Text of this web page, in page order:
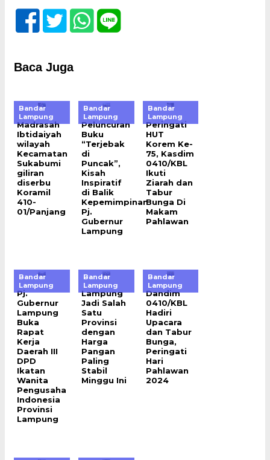
Baca Juga
Bandar
Lampung
Madrasah
Ibtidaiyah
wilayah
Kecamatan
Sukabumi
giliran
diserbu
Koramil
410-
01/Panjang
Bandar
Lampung
Peluncuran
Buku
“Terjebak
di
Puncak”,
Kisah
Inspiratif
di Balik
Kepemimpinan
Pj.
Gubernur
Lampung
Bandar
Lampung
Peringati
HUT
Korem Ke-
75, Kasdim
0410/KBL
Ikuti
Ziarah dan
Tabur
Bunga Di
Makam
Pahlawan
Bandar
Lampung
Pj.
Gubernur
Lampung
Buka
Rapat
Kerja
Daerah III
DPD
Ikatan
Wanita
Pengusaha
Indonesia
Provinsi
Lampung
Bandar
Lampung
Lampung
Jadi Salah
Satu
Provinsi
dengan
Harga
Pangan
Paling
Stabil
Minggu Ini
Bandar
Lampung
Dandim
0410/KBL
Hadiri
Upacara
dan Tabur
Bunga,
Peringati
Hari
Pahlawan
2024